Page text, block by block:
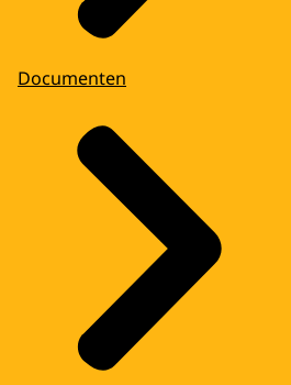
Documenten